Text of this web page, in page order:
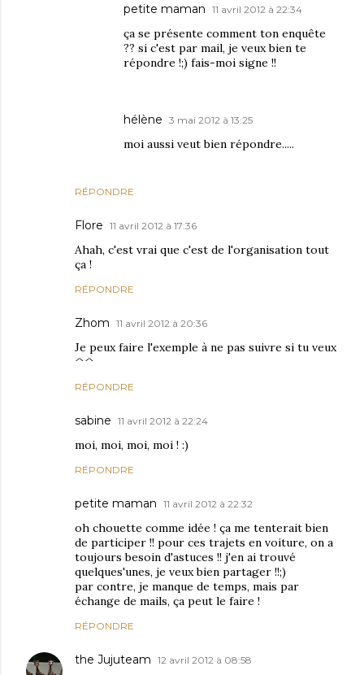
RÉPONDRE
petite maman 11 avril 2012 à 22:34
ça se présente comment ton enquête
?? si c'est par mail, je veux bien te
répondre !;) fais-moi signe !!
hélène 3 mai 2012 à 13:25
moi aussi veut bien répondre.....
Flore 11 avril 2012 à 17:36
Ahah, c'est vrai que c'est de l'organisation tout
ça !
RÉPONDRE
Zhom 11 avril 2012 à 20:36
Je peux faire l'exemple à ne pas suivre si tu veux
^^
RÉPONDRE
sabine 11 avril 2012 à 22:24
moi, moi, moi, moi ! :)
RÉPONDRE
petite maman 11 avril 2012 à 22:32
oh chouette comme idée ! ça me tenterait bien
de participer !! pour ces trajets en voiture, on a
toujours besoin d'astuces !! j'en ai trouvé
quelques'unes, je veux bien partager !!;)
par contre, je manque de temps, mais par
échange de mails, ça peut le faire !
RÉPONDRE
the Jujuteam 12 avril 2012 à 08:58